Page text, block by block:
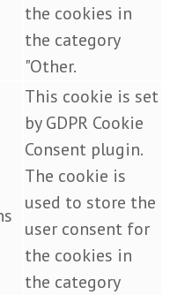
the cookies in
the category
"Other.
This cookie is set
by GDPR Cookie
Consent plugin.
The cookie is
used to store the
user consent for
the cookies in
the category